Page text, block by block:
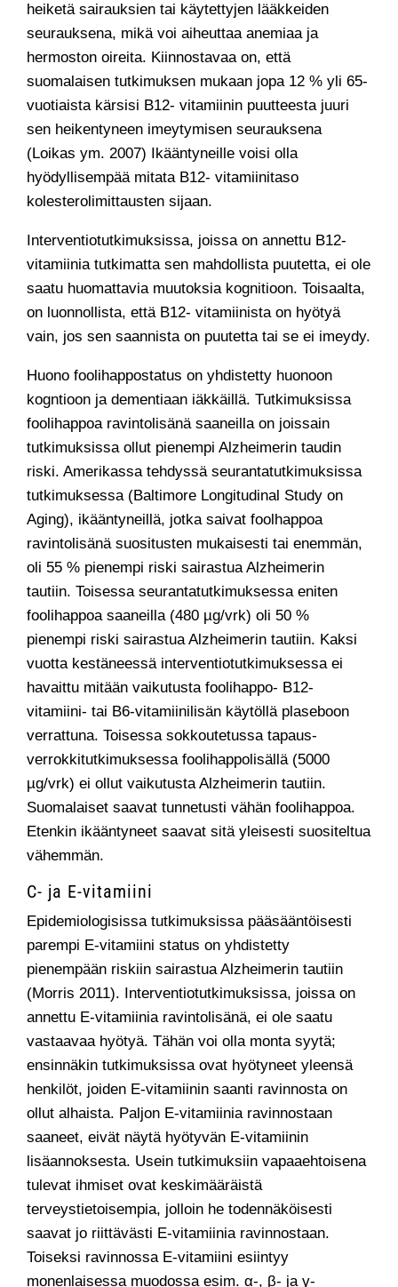
heiketä sairauksien tai käytettyjen lääkkeiden
seurauksena, mikä voi aiheuttaa anemiaa ja
hermoston oireita. Kiinnostavaa on, että
suomalaisen tutkimuksen mukaan jopa 12 % yli 65-
vuotiaista kärsisi B12- vitamiinin puutteesta juuri
sen heikentyneen imeytymisen seurauksena
(Loikas ym. 2007) Ikääntyneille voisi olla
hyödyllisempää mitata B12- vitamiinitaso
kolesterolimittausten sijaan.
Interventiotutkimuksissa, joissa on annettu B12-
vitamiinia tutkimatta sen mahdollista puutetta, ei ole
saatu huomattavia muutoksia kognitioon. Toisaalta,
on luonnollista, että B12- vitamiinista on hyötyä
vain, jos sen saannista on puutetta tai se ei imeydy.
Huono foolihappostatus on yhdistetty huonoon
kogntioon ja dementiaan iäkkäillä. Tutkimuksissa
foolihappoa ravintolisänä saaneilla on joissain
tutkimuksissa ollut pienempi Alzheimerin taudin
riski. Amerikassa tehdyssä seurantatutkimuksissa
tutkimuksessa (Baltimore Longitudinal Study on
Aging), ikääntyneillä, jotka saivat foolhappoa
ravintolisänä suositusten mukaisesti tai enemmän,
oli 55 % pienempi riski sairastua Alzheimerin
tautiin. Toisessa seurantatutkimuksessa eniten
foolihappoa saaneilla (480 µg/vrk) oli 50 %
pienempi riski sairastua Alzheimerin tautiin. Kaksi
vuotta kestäneessä interventiotutkimuksessa ei
havaittu mitään vaikutusta foolihappo- B12-
vitamiini- tai B6-vitamiinilisän käytöllä plaseboon
verrattuna. Toisessa sokkoutetussa tapaus-
verrokkitutkimuksessa foolihappolisällä (5000
µg/vrk) ei ollut vaikutusta Alzheimerin tautiin.
Suomalaiset saavat tunnetusti vähän foolihappoa.
Etenkin ikääntyneet saavat sitä yleisesti suositeltua
vähemmän.
C- ja E-vitamiini
Epidemiologisissa tutkimuksissa pääsääntöisesti
parempi E-vitamiini status on yhdistetty
pienempään riskiin sairastua Alzheimerin tautiin
(Morris 2011). Interventiotutkimuksissa, joissa on
annettu E-vitamiinia ravintolisänä, ei ole saatu
vastaavaa hyötyä. Tähän voi olla monta syytä;
ensinnäkin tutkimuksissa ovat hyötyneet yleensä
henkilöt, joiden E-vitamiinin saanti ravinnosta on
ollut alhaista. Paljon E-vitamiinia ravinnostaan
saaneet, eivät näytä hyötyvän E-vitamiinin
lisäannoksesta. Usein tutkimuksiin vapaaehtoisena
tulevat ihmiset ovat keskimääräistä
terveystietoisempia, jolloin he todennäköisesti
saavat jo riittävästi E-vitamiinia ravinnostaan.
Toiseksi ravinnossa E-vitamiini esiintyy
monenlaisessa muodossa esim. α-, β- ja γ-